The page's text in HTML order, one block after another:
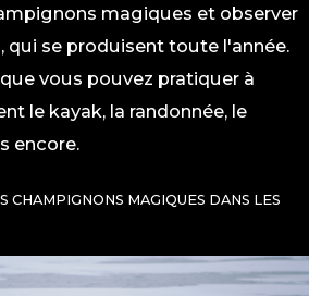
magiques et observer
qui se produisent toute l'année.
vous pouvez pratiquer à
le kayak, la randonnée, le
encore.
CHAMPIGNONS MAGIQUES DANS LES